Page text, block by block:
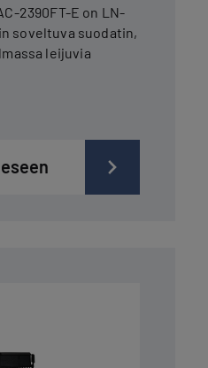
2390FT-E on LN-
soveltuva suodatin,
leijuvia